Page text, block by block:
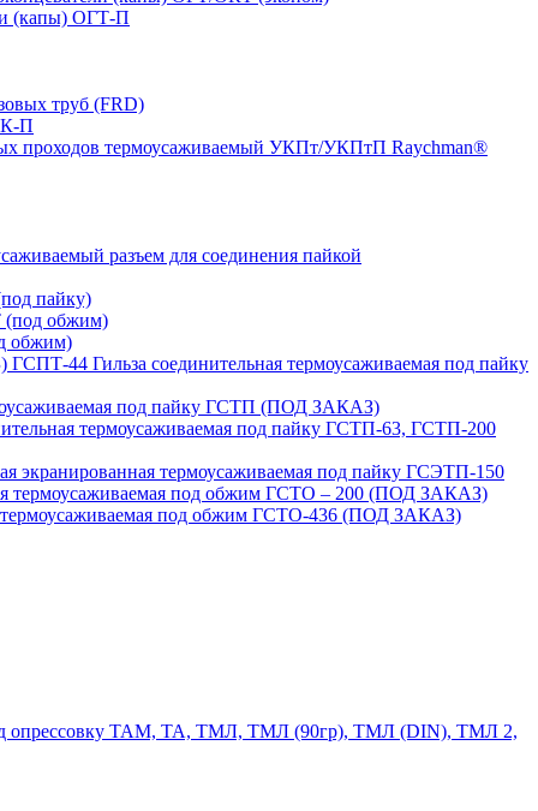
(капы) ОГТ-П
труб (FRD)
П
проходов термоусаживаемый УКПт/УКПтП Raychman®
разъем для соединения пайкой
пайку)
(под обжим)
обжим)
ГСПТ-44 Гильза соединительная термоусаживаемая под пайку
под пайку ГСТП (ПОД ЗАКАЗ)
термоусаживаемая под пайку ГСТП-63, ГСТП-200
экранированная термоусаживаемая под пайку ГСЭТП-150
термоусаживаемая под обжим ГСТО – 200 (ПОД ЗАКАЗ)
термоусаживаемая под обжим ГСТО-436 (ПОД ЗАКАЗ)
опрессовку ТАМ, ТА, ТМЛ, ТМЛ (90гр), ТМЛ (DIN), ТМЛ 2,